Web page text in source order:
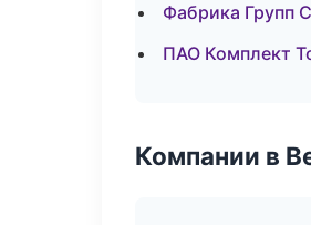
Фабрика Групп
ПАО Комплект
Компании в